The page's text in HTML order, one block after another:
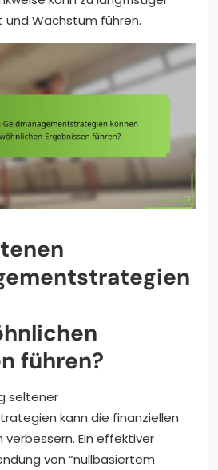
Wachstum führen.
führen?
seltener
kann die finanziellen
verbessern. Ein effektiver
von “nullbasiertem